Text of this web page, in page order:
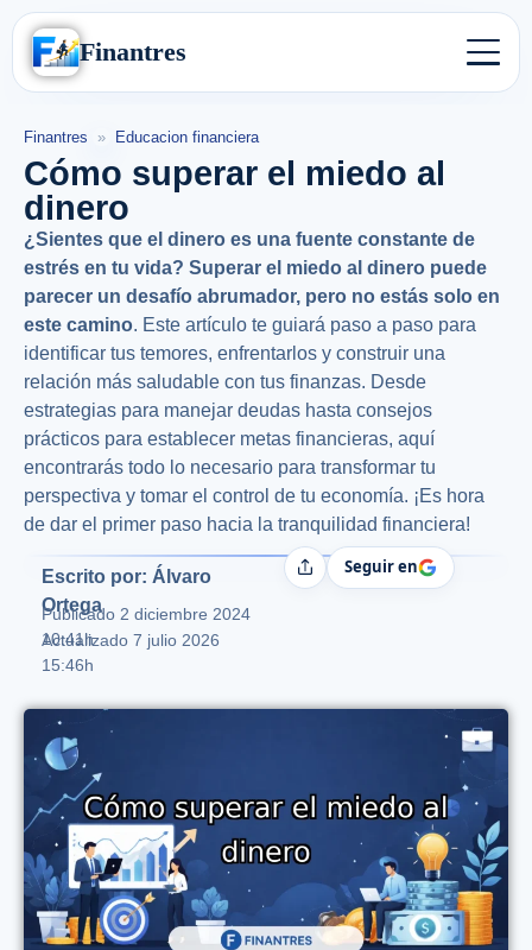
Finantres
Finantres » Educacion financiera
Cómo superar el miedo al
dinero
¿Sientes que el dinero es una fuente constante de
estrés en tu vida? Superar el miedo al dinero puede
parecer un desafío abrumador, pero no estás solo en
este camino. Este artículo te guiará paso a paso para
identificar tus temores, enfrentarlos y construir una
relación más saludable con tus finanzas. Desde
estrategias para manejar deudas hasta consejos
prácticos para establecer metas financieras, aquí
encontrarás todo lo necesario para transformar tu
perspectiva y tomar el control de tu economía. ¡Es hora
de dar el primer paso hacia la tranquilidad financiera!
Escrito por: Álvaro
Ortega
Publicado 2 diciembre 2024
10:41h
Actualizado 7 julio 2026
15:46h
CompartirSeguir en